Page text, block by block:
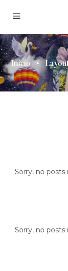
Inicio •
Sorry, no
Sorry, no